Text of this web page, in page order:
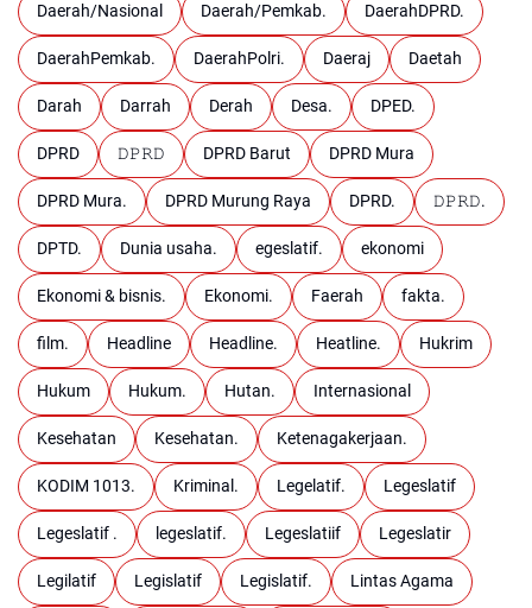
Daerah/Nasional Daerah/Pemkab. DaerahDPRD.
DaerahPemkab. DaerahPolri. Daeraj Daetah
Darah Darrah Derah Desa. DPED.
DPRD 𝙳𝙿𝚁𝙳 DPRD Barut DPRD Mura
DPRD Mura. DPRD Murung Raya DPRD. 𝙳𝙿𝚁𝙳.
DPTD. Dunia usaha. egeslatif. ekonomi
Ekonomi & bisnis. Ekonomi. Faerah fakta.
film. Headline Headline. Heatline. Hukrim
Hukum Hukum. Hutan. Internasional
Kesehatan Kesehatan. Ketenagakerjaan.
KODIM 1013. Kriminal. Legelatif. Legeslatif
Legeslatif . legeslatif. Legeslatiif Legeslatir
Legilatif Legislatif Legislatif. Lintas Agama